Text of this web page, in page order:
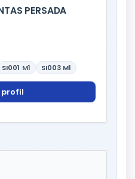
PERSADA
SI001 M1 SI003 M1
profil